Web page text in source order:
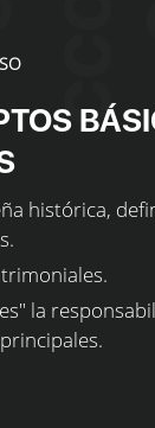
histórica,
la